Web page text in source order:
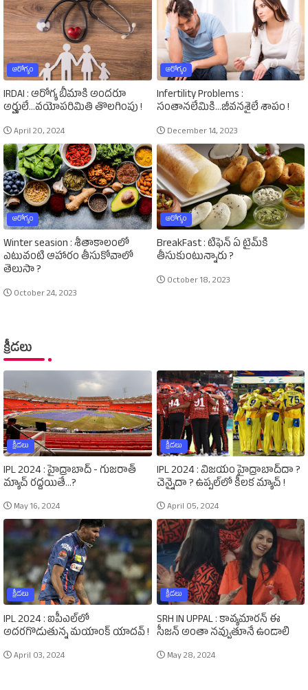
ఆరోగ్యం
IRDAI : ఆరోగ్య బీమాకి అందరూ
అర్హులే...వయోపరిమితి తొలగింపు !
April 20, 2024
ఆరోగ్యం
Infertility Problems :
సంతానలేమికి...జీవనశైలే శాపం !
December 14, 2023
ఆరోగ్యం
Winter seasion : శీతాకాలంలో
ఎటువంటి ఆహారం తీసుకోవాలో
తెలుసా ?
October 24, 2023
ఆరోగ్యం
BreakFast : టిఫెన్‌ ఏ టైమ్‌కి
తీసుకుంటున్నారు ?
October 18, 2023
క్రీడలు
క్రీడలు
IPL 2024 : హైద్రాబాద్‌ - గుజరాత్‌
మ్యాచ్‌ రద్దయితే...?
May 16, 2024
క్రీడలు
IPL 2024 : విజయం హైద్రాబాద్‌దా ?
చెన్నైదా ? ఉప్పల్‌లో కీలక మ్యాచ్‌ !
April 05, 2024
క్రీడలు
IPL 2024 : ఐపీఎల్‌లో
అదరగొడుతున్న మయాంక్‌ యాదవ్‌ !
April 03, 2024
క్రీడలు
SRH IN UPPAL : కావ్యమారన్‌ ఈ
సీజన్‌ అంతా నవ్వుతూనే ఉండాలి
May 28, 2024